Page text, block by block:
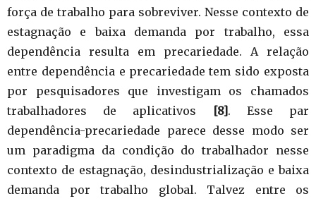
força de trabalho para sobreviver. Nesse contexto de
estagnação e baixa demanda por trabalho, essa
dependência resulta em precariedade. A relação
entre dependência e precariedade tem sido exposta
por pesquisadores que investigam os chamados
trabalhadores de aplicativos
[8]. Esse par
dependência-precariedade parece desse modo ser
um paradigma da condição do trabalhador nesse
contexto de estagnação, desindustrialização e baixa
demanda por trabalho global. Talvez entre os